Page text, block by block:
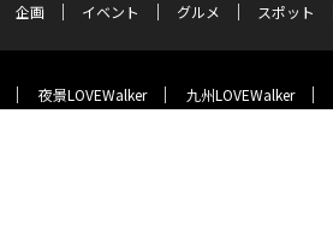
企画 イベント グルメ スポット
夜景LOVEWalker 九州LOVEWalker